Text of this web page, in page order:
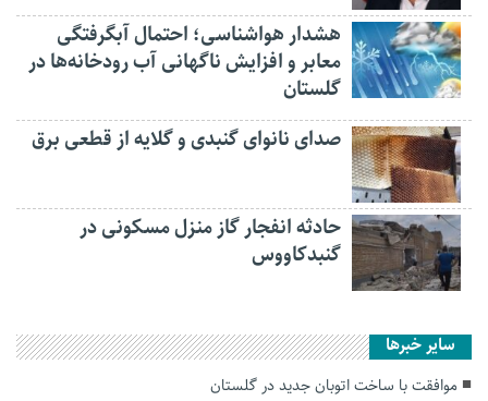
هشدار هواشناسی؛ احتمال آبگرفتگی
معابر و افزایش ناگهانی آب رودخانه‌ها در
گلستان
صدای نانوای گنبدی و گلایه از قطعی برق
حادثه انفجار گاز منزل مسکونی در
گنبدکاووس
سایر خبرها
موافقت با ساخت اتوبان جدید در گلستان